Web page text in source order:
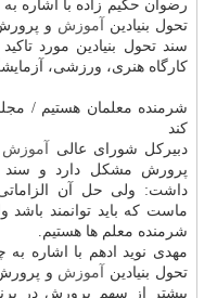
رضوان حكیم زاده با اشاره
تحول بنیادین
آموزش و
سند تحول بنیادین مورد
كارگاه هنری، ورزشی،
شرمنده معلمان هستیم /
كند
دبیركل شورای عالی
آموزش
پرورش مشكل دارد و
داشت: ولی حل آن
ماست كه باید توانمند
شرمنده معلم ها هستیم.
مهدی نوید ادهم با اشاره
تحول بنیادین
آموزش و
بیشتر از سهم پرورش در